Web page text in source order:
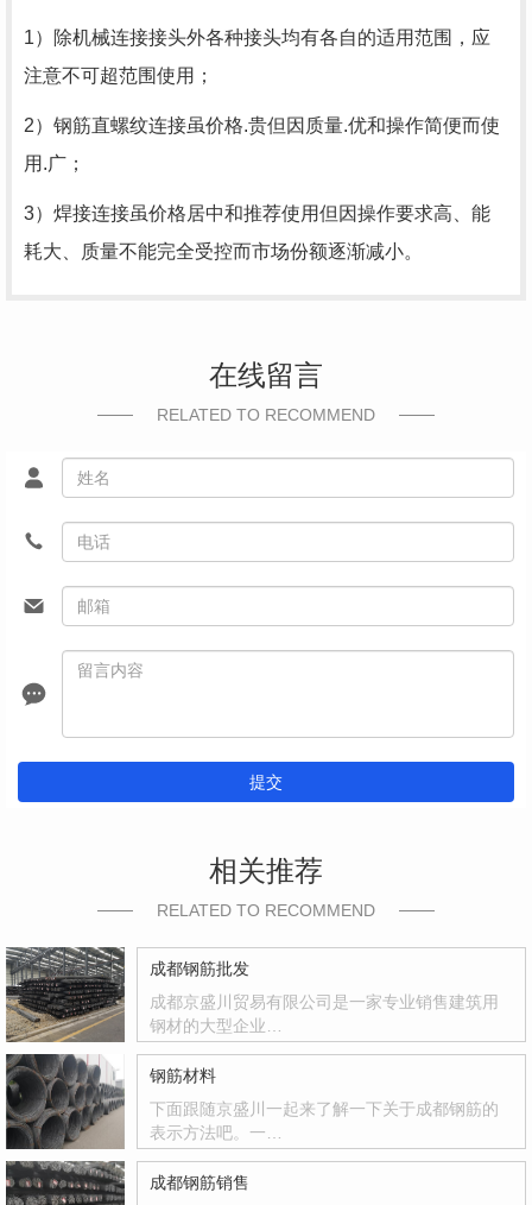
1）除机械连接接头外各种接头均有各自的适用范围，应
注意不可超范围使用；
2）钢筋直螺纹连接虽价格.贵但因质量.优和操作简便而使
用.广；
3）焊接连接虽价格居中和推荐使用但因操作要求高、能
耗大、质量不能完全受控而市场份额逐渐减小。
在线留言
RELATED TO RECOMMEND
提交
相关推荐
RELATED TO RECOMMEND
成都钢筋批发
成都京盛川贸易有限公司是一家专业销售建筑用
钢材的大型企业…
钢筋材料
下面跟随京盛川一起来了解一下关于成都钢筋的
表示方法吧。一…
成都钢筋销售